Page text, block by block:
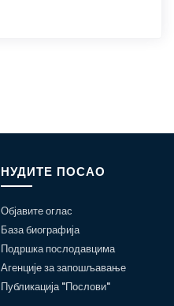
НУДИТЕ ПОСАО
Објавите оглас
База биографија
Подршка послодавцима
Агенције за запошљавање
Публикација "Послови"